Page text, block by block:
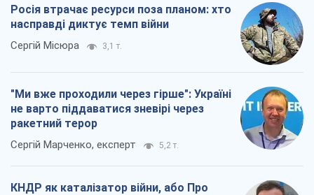
Росія втрачає ресурси поза планом: хто
насправді диктує темп війни
Сергій Місюра 3,1 т.
"Ми вже проходили через гірше": Україні
не варто піддаватися зневірі через
ракетний терор
Сергій Марченко, експерт 5,2 т.
КНДР як каталізатор війни, або Про